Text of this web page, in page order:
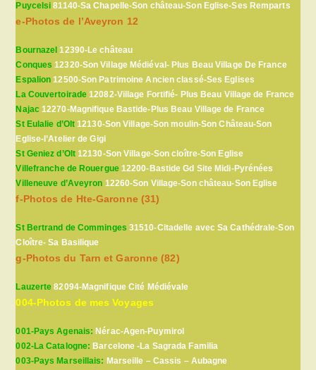
Puycelsi 81140-Sa Chapelle-Son château-Son Eglise-Ses Remparts
e-Photos de l’Aveyron 12
Bournazel 12390-Le château
Conques 12320-Son Village Médiéval- Plus Beau Village De France
Espalion 12500-Son Patrimoine Ancien classé-Ses Eglises
La Couvertoirade 12082-Village Fortifié- Plus Beau Village de France
Najac12270-Magnifique Bastide-Plus Beau Village de France
St Eulalie d’Olt 12130-Son Village-Son moulin-Son Château-Son
Eglise-l’Atelier de Gigi
St Geniez d’Olt12130-Son Village-Son cloître-Son Eglise
Villefranche de Rouergue12200-Bastide Gd Site Midi-Pyrénées
Villeneuve d’Aveyron 12260-Son Village-Son château-Son Eglise
f-Photos de Hte-Garonne (31)
St Bertrand de Comminges 31510-Citadelle avec Sa Cathédrale-Son
Cloître- Sa Basilique
g-Photos du Tarn et Garonne (82)
Lauzerte 82094-Magnifique Cité Médiévale
004-Photos de mes Voyages
001-Pays Agenais: Nérac-Agen-Puymirol
002-La Catalogne: Barcelone -La Sagrada Familia
003-Pays Marseillais: Marseille – Cassis – Aubagne